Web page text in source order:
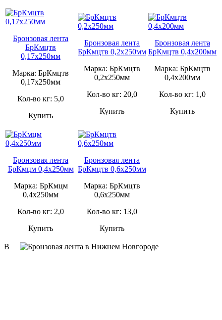
Бронзовая лента
БрКмцтв
0,17х250мм
Марка: БрКмцтв
0,17х250мм
Кол-во кг: 5,0
Купить
Бронзовая лента
БрКмцтв 0,2х250мм
Марка: БрКмцтв
0,2х250мм
Кол-во кг: 20,0
Купить
Бронзовая лента
БрКмцтв 0,4х200мм
Марка: БрКмцтв
0,4х200мм
Кол-во кг: 1,0
Купить
Бронзовая лента
БрКмцм 0,4х250мм
Марка: БрКмцм
0,4х250мм
Кол-во кг: 2,0
Купить
Бронзовая лента
БрКмцтв 0,6х250мм
Марка: БрКмцтв
0,6х250мм
Кол-во кг: 13,0
Купить
В